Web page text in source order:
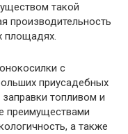
такой
производительность
площадях.
с
приусадебных
топливом и
преимуществами
а также